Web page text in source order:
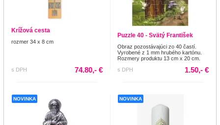
Krížová cesta
rozmer 34 x 8 cm
s DPH 74.80,- €
Puzzle 40 - Svätý František
Obraz pozostávajúci zo 40 častí.
Vyrobené z 1 mm hrubého kartónu.
Rozmery produktu 13 cm x 20 cm.
s DPH
1.50,- €
NOVINKA NOVINKA